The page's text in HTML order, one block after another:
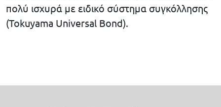
πολύ ισχυρά με ειδικό σύστημα συγκόλλησης
(Tokuyama Universal Bond).